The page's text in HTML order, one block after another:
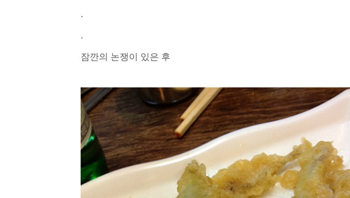
.
.
잠깐의 논쟁이 있은 후